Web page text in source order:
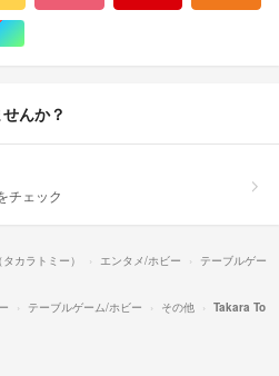
金色系マルチカラー
んか？
チェック
カラトミー） エンタメ/ホビー
テーブルゲー
テーブルゲーム/ホビー その他
Takara To